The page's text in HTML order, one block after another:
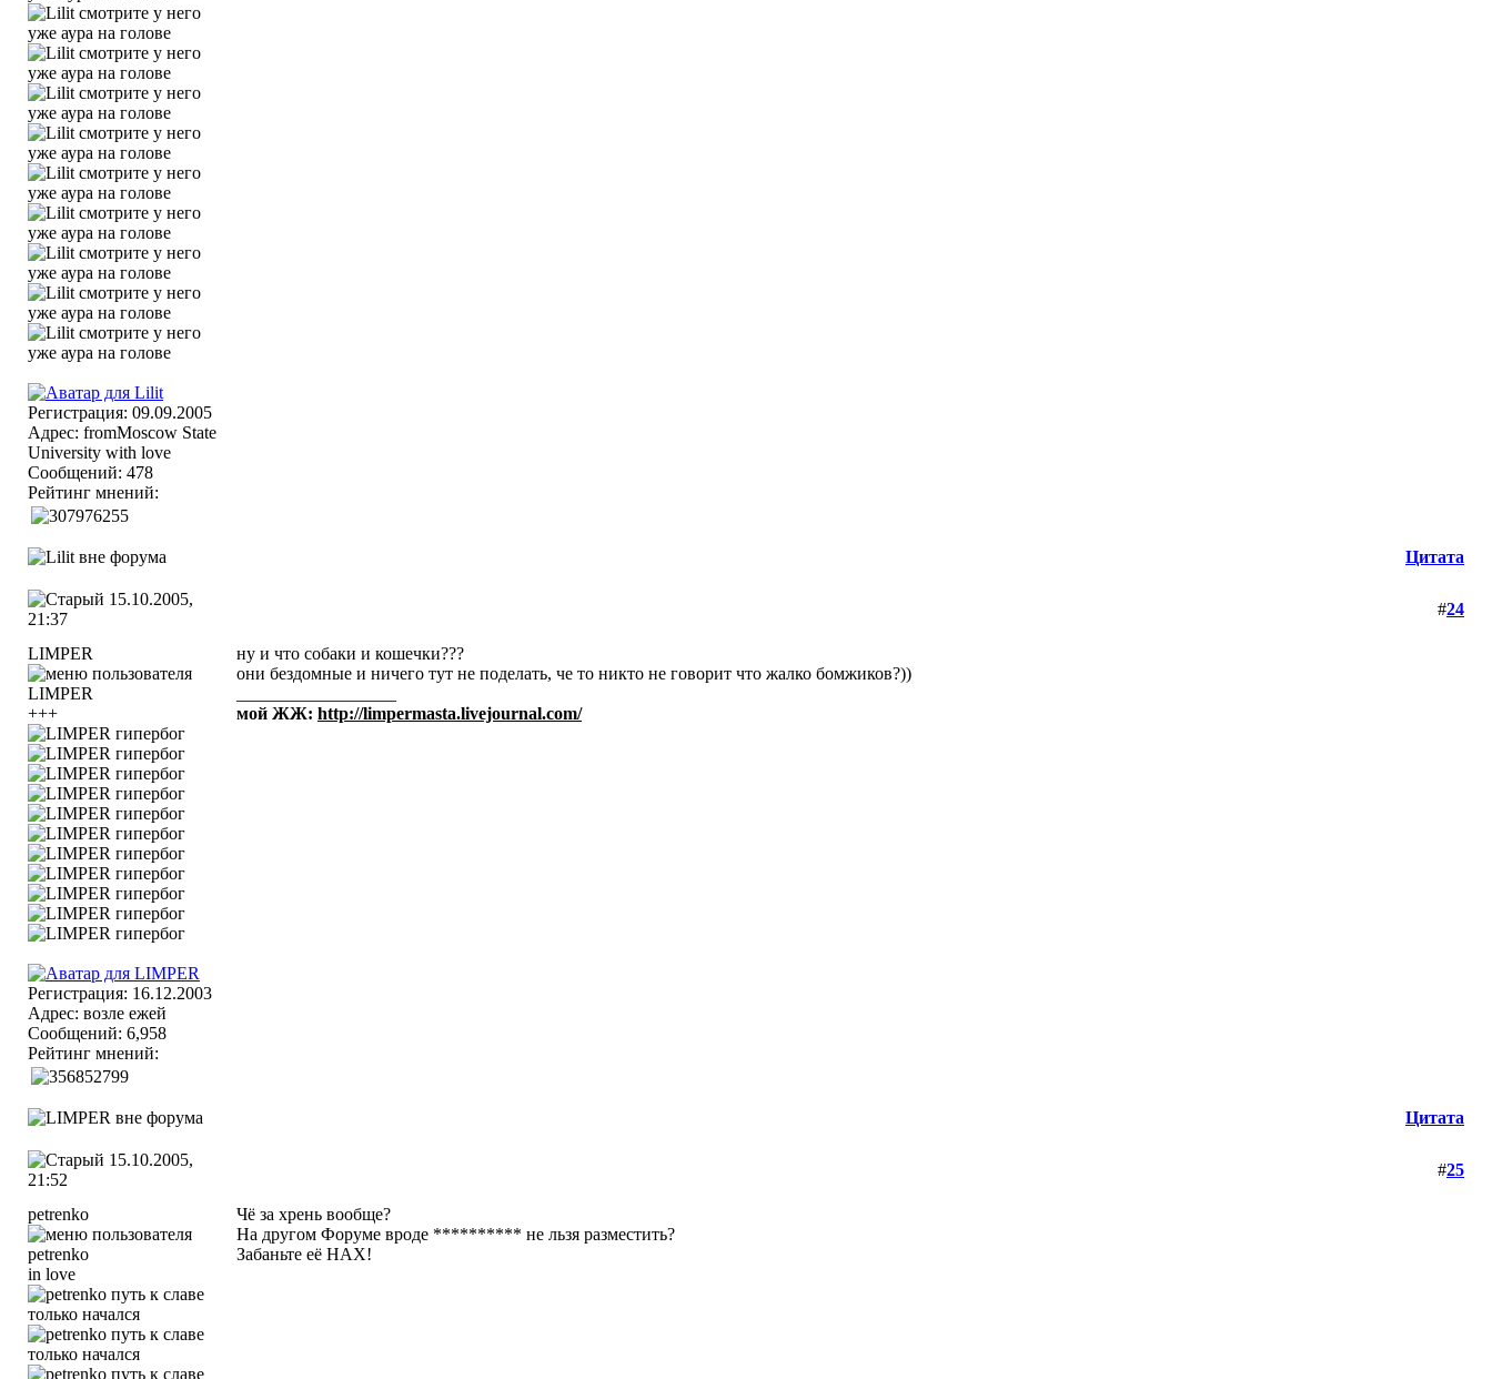
Регистрация: 09.09.2005
Адрес: fromMoscow State
University with love
Сообщений: 478
Рейтинг мнений:
Цитата
15.10.2005,
21:37
#24
LIMPER
+++
Регистрация: 16.12.2003
Адрес: возле ежей
Сообщений: 6,958
Рейтинг мнений:
ну и что собаки и кошечки???
они бездомные и ничего тут не поделать, че то никто не говорит что жалко бомжиков?))
мой ЖЖ: http://limpermasta.livejournal.com/
Цитата
15.10.2005,
21:52
#25
petrenko
in love
Чё за хрень вообще?
На другом Форуме вроде ********** не льзя разместить?
Забаньте её НАХ!